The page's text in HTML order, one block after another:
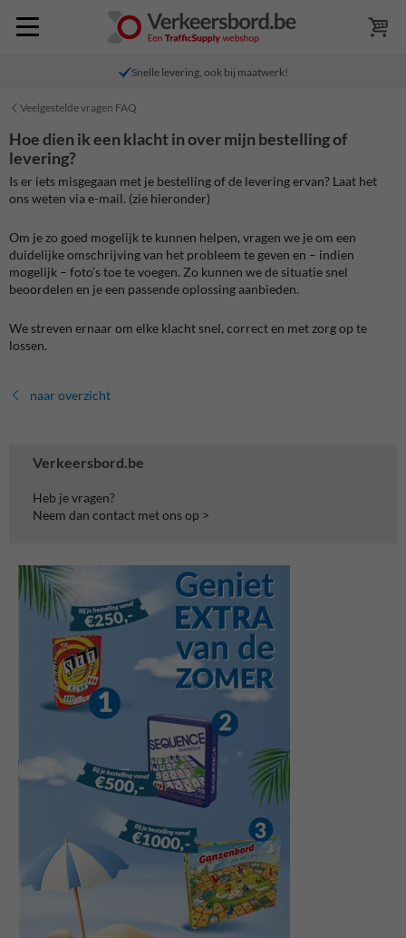
Snelle levering, ook bij maatwerk!
Veelgestelde vragen FAQ
Verkeersbord.be
Heb je vragen?
Neem dan contact met ons op >
Hoe dien ik een klacht in over mijn bestelling of
levering?
Is er iets misgegaan met je bestelling of de levering ervan? Laat het
ons weten via e-mail. (zie hieronder)
Om je zo goed mogelijk te kunnen helpen, vragen we je om een
duidelijke omschrijving van het probleem te geven en – indien
mogelijk – foto’s toe te voegen. Zo kunnen we de situatie snel
beoordelen en je een passende oplossing aanbieden.
We streven ernaar om elke klacht snel, correct en met zorg op te
lossen.
naar overzicht